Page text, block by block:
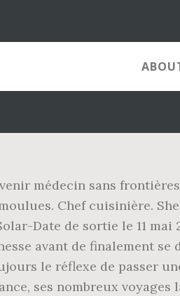
médecin sans
Chef cuisinière.
Date de sortie le 11 mai
avant de finalement
le réflexe de passer
ses nombreux voyages